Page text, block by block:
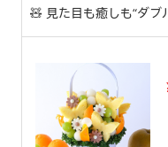
🧸 見た目も癒しも“ダブ